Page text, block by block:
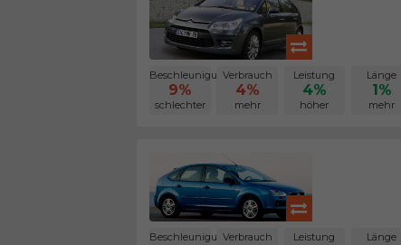
Beschleunigung
9%
schlechter
Verbrauch
4%
mehr
Leistung
4%
höher
Länge
1%
mehr
BeschleunigungVerbrauch Leistung Länge